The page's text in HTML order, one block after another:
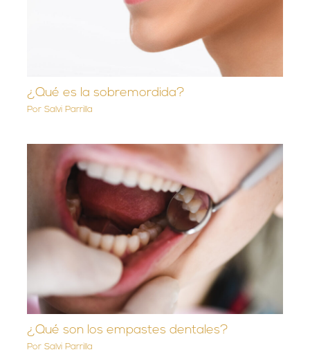
¿Qué es la sobremordida?
PorSalvi Parrilla
¿Qué son los empastes dentales?
PorSalvi Parrilla